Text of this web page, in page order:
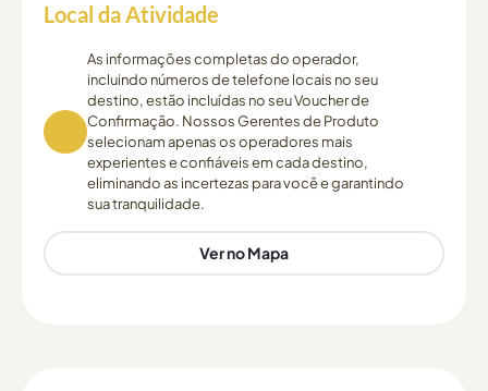
Local da Atividade
As informações completas do operador,
incluindo números de telefone locais no seu
destino, estão incluídas no seu Voucher de
Confirmação. Nossos Gerentes de Produto
selecionam apenas os operadores mais
experientes e confiáveis em cada destino,
eliminando as incertezas para você e garantindo
sua tranquilidade.
Ver no Mapa